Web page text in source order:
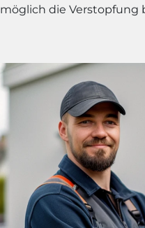
die Verstopfung